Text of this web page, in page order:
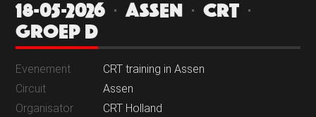
18-05-2026 | ASSEN | CRT |
GROEP D
Evenement
CRT training in Assen
Circuit
Assen
Organisator
CRT Holland